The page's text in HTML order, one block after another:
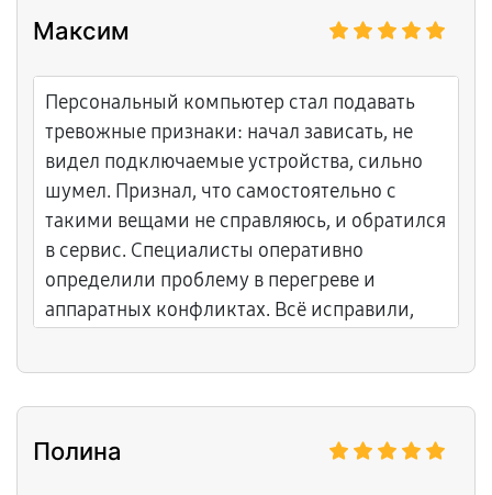
Максим
Персональный компьютер стал подавать
тревожные признаки: начал зависать, не
видел подключаемые устройства, сильно
шумел. Признал, что самостоятельно с
такими вещами не справляюсь, и обратился
в сервис. Специалисты оперативно
определили проблему в перегреве и
аппаратных конфликтах. Всё исправили,
сюрпризов.
Полина